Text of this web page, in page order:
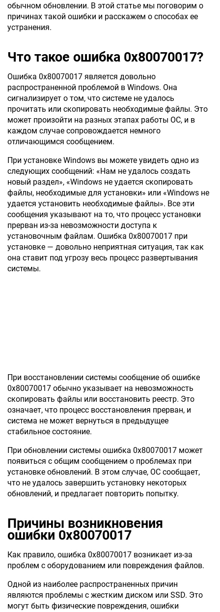
обычном обновлении. В этой статье мы поговорим о
причинах такой ошибки и расскажем о способах ее
устранения.
Что такое ошибка 0x80070017?
Ошибка 0x80070017 является довольно
распространенной проблемой в Windows. Она
сигнализирует о том, что системе не удалось
прочитать или скопировать необходимые файлы. Это
может произойти на разных этапах работы ОС, и в
каждом случае сопровождается немного
отличающимся сообщением.
При установке Windows вы можете увидеть одно из
следующих сообщений: «Нам не удалось создать
новый раздел», «Windows не удается скопировать
файлы, необходимые для установки» или «Windows не
удается установить необходимые файлы». Все эти
сообщения указывают на то, что процесс установки
прерван из-за невозможности доступа к
установочным файлам. Ошибка 0x80070017 при
установке — довольно неприятная ситуация, так как
она ставит под угрозу весь процесс развертывания
системы.
При восстановлении системы сообщение об ошибке
0x80070017 обычно указывает на невозможность
скопировать файлы или восстановить реестр. Это
означает, что процесс восстановления прерван, и
система не может вернуться в предыдущее
стабильное состояние.
При обновлении системы ошибка 0x80070017 может
появиться с общим сообщением о проблемах при
установке обновлений. В этом случае, ОС сообщает,
что не удалось завершить установку некоторых
обновлений, и предлагает повторить попытку.
Причины возникновения
ошибки 0x80070017
Как правило, ошибка 0x80070017 возникает из-за
проблем с оборудованием или повреждения файлов.
Одной из наиболее распространенных причин
являются проблемы с жестким диском или SSD. Это
могут быть физические повреждения, ошибки